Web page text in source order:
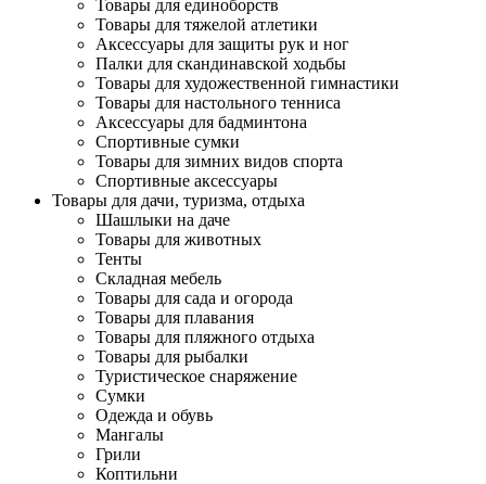
Товары для единоборств
Товары для тяжелой атлетики
Аксессуары для защиты рук и ног
Палки для скандинавской ходьбы
Товары для художественной гимнастики
Товары для настольного тенниса
Аксессуары для бадминтона
Спортивные сумки
Товары для зимних видов спорта
Спортивные аксессуары
Товары для дачи, туризма, отдыха
Шашлыки на даче
Товары для животных
Тенты
Складная мебель
Товары для сада и огорода
Товары для плавания
Товары для пляжного отдыха
Товары для рыбалки
Туристическое снаряжение
Сумки
Одежда и обувь
Мангалы
Грили
Коптильни